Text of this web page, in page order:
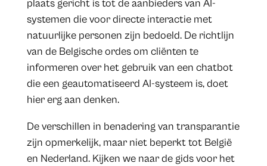
plaats gericht is tot de aanbieders van AI-
systemen die voor directe interactie met
natuurlijke personen zijn bedoeld. De richtlijn
van de Belgische ordes om cliënten te
informeren over het gebruik van een chatbot
die een geautomatiseerd AI-systeem is, doet
hier erg aan denken.
De verschillen in benadering van transparantie
zijn opmerkelijk, maar niet beperkt tot België
en Nederland. Kijken we naar de gids voor het